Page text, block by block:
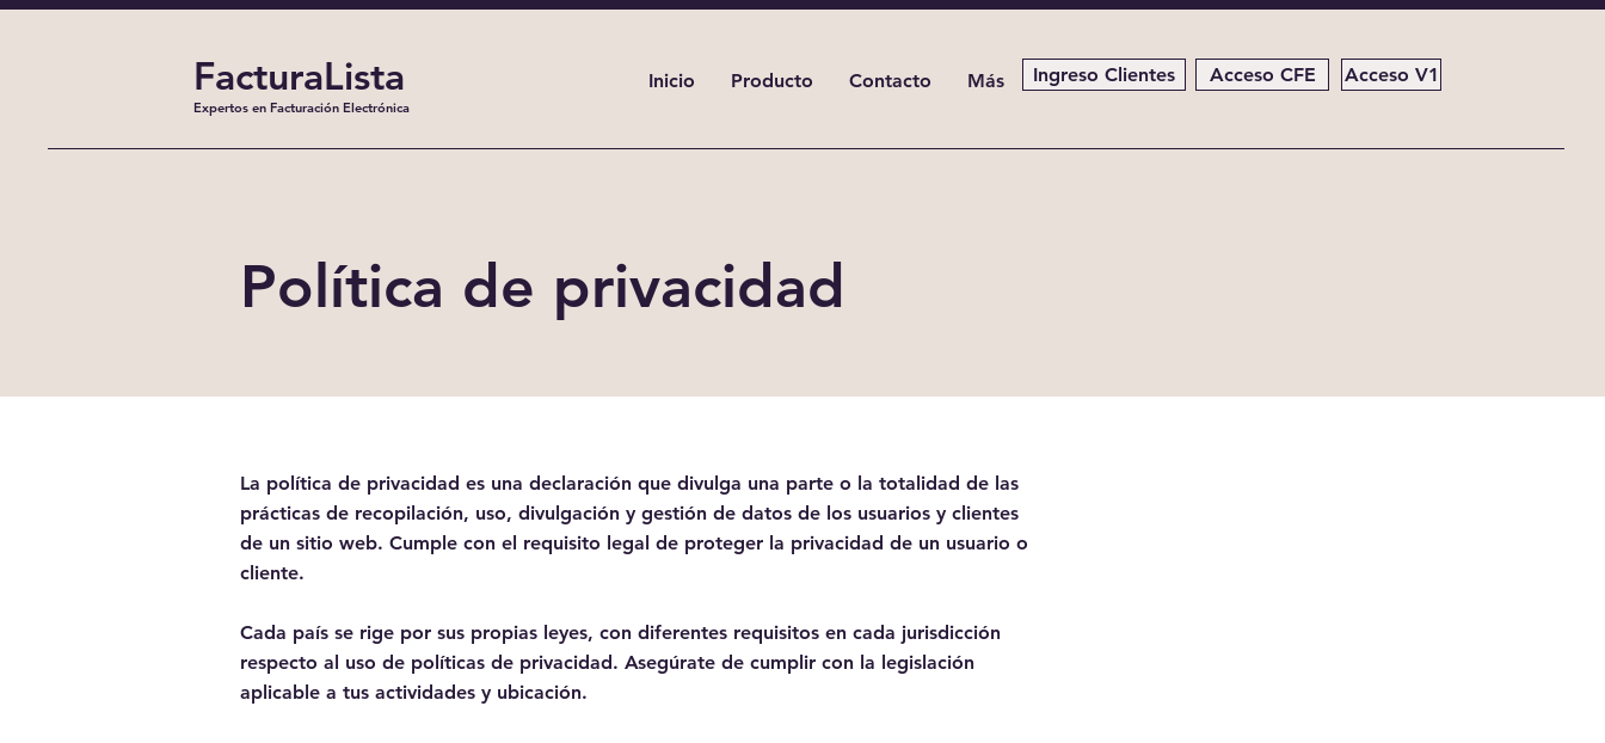
FacturaLista
Expertos en Facturación Electrónica
Inicio Producto Contacto Más Ingreso Clientes Acceso CFE Acceso V1
Política de privacidad
La política de privacidad es una declaración que divulga una parte o la totalidad de las
prácticas de recopilación, uso, divulgación y gestión de datos de los usuarios y clientes
de un sitio web. Cumple con el requisito legal de proteger la privacidad de un usuario o
cliente.
Cada país se rige por sus propias leyes, con diferentes requisitos en cada jurisdicción
respecto al uso de políticas de privacidad. Asegúrate de cumplir con la legislación
aplicable a tus actividades y ubicación.